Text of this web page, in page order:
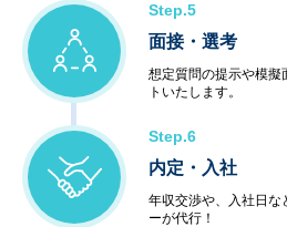
Step.5
面接・選考
想定質問の提示や模擬
トいたします。
Step.6
内定・入社
年収交渉や、入社日な
ーが代行！